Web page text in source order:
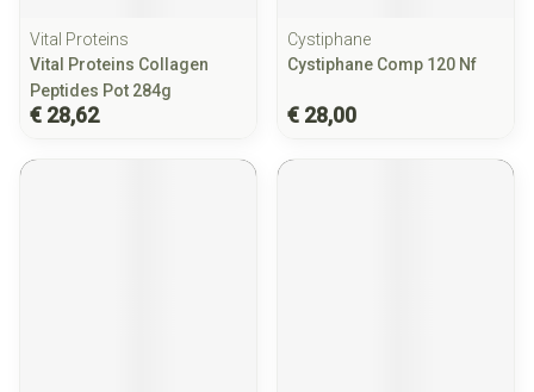
Vital Proteins
Vital Proteins Collagen
Peptides Pot 284g
€ 28,62
Cystiphane
Cystiphane Comp 120 Nf
€ 28,00